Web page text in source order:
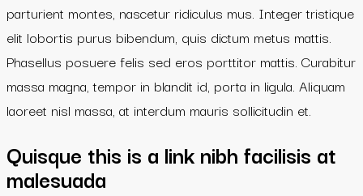
parturient montes, nascetur ridiculus mus. Integer tristique
elit lobortis purus bibendum, quis dictum metus mattis.
Phasellus posuere felis sed eros porttitor mattis. Curabitur
massa magna, tempor in blandit id, porta in ligula. Aliquam
laoreet nisl massa, at interdum mauris sollicitudin et.
Quisque this is a link nibh facilisis at
malesuada